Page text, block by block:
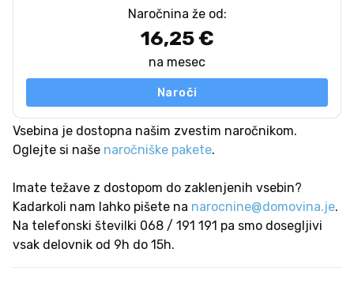
Naročnina že od:
16,25 €
na mesec
Naroči
Vsebina je dostopna našim zvestim naročnikom.
Oglejte si naše naročniške pakete.
Imate težave z dostopom do zaklenjenih vsebin?
Kadarkoli nam lahko pišete na narocnine@domovina.je.
Na telefonski številki 068 / 191 191 pa smo dosegljivi
vsak delovnik od 9h do 15h.